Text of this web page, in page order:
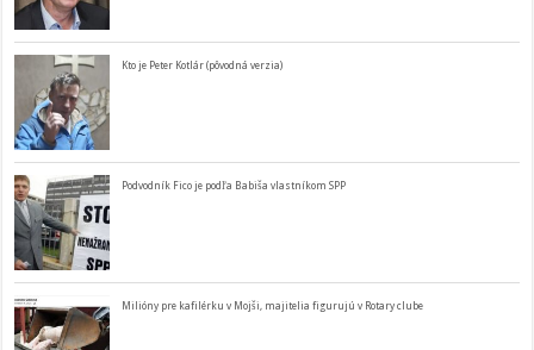
Kto je Peter Kotlár (pôvodná verzia)
Podvodník Fico je podľa Babiša vlastníkom SPP
Milióny pre kafilérku v Mojši, majitelia figurujú v Rotary clube